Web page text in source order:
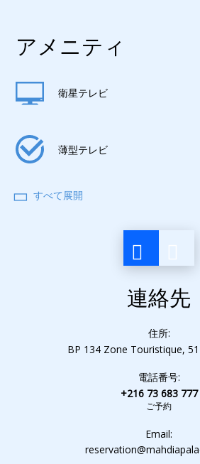
アメニティ
衛星テレビ
薄型テレビ
すべて展開
連絡先
住所:
BP 134 Zone Touristique,
電話番号:
+216 73 683 777
ご予約
Email: